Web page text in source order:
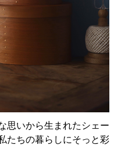
思いから生まれたシェー
たちの暮らしにそっと彩